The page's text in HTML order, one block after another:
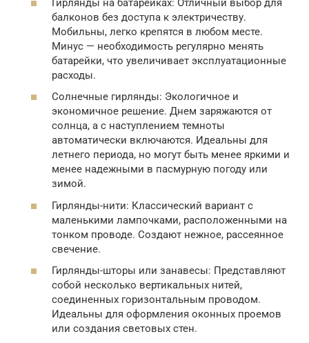
балконов без доступа к электричеству.
Мобильны, легко крепятся в любом месте.
Минус — необходимость регулярно менять
батарейки, что увеличивает эксплуатационные
расходы.
Солнечные гирлянды: Экологичное и
экономичное решение. Днем заряжаются от
солнца, а с наступлением темноты
автоматически включаются. Идеальны для
летнего периода, но могут быть менее яркими и
менее надежными в пасмурную погоду или
зимой.
Гирлянды-нити: Классический вариант с
маленькими лампочками, расположенными на
тонком проводе. Создают нежное, рассеянное
свечение.
Гирлянды-шторы или занавесы: Представляют
собой несколько вертикальных нитей,
соединенных горизонтальным проводом.
Идеальны для оформления оконных проемов
или создания световых стен.